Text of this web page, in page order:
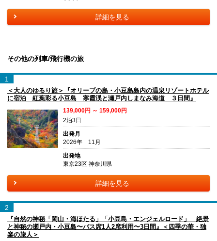
詳細を見る
その他の列車/飛行機の旅
1
＜大人のゆるり旅＞『オリーブの島・小豆島島内の温泉リゾートホテル
に宿泊 紅葉彩る小豆島 寒霞渓と瀬戸内しまなみ海道 ３日間』
139,000円 ～ 159,000円
2泊3日
出発月
2026年 11月
出発地
東京23区 神奈川県
詳細を見る
2
『自然の神秘「岡山・海ほたる」「小豆島・エンジェルロード」 絶景
と神秘の瀬戸内・小豆島〜バス席1人2席利用〜3日間』＜四季の華・独
楽の旅人＞